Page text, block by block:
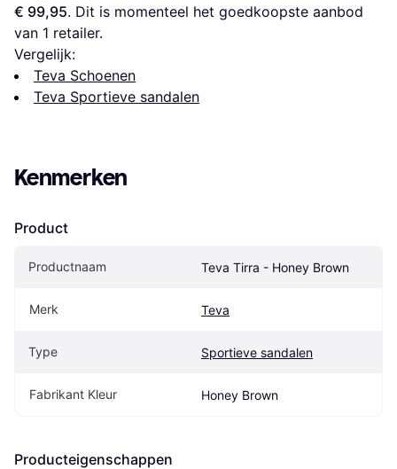
€ 99,95. Dit is momenteel het goedkoopste aanbod
van 1 retailer.
Vergelijk:
Teva Schoenen
Teva Sportieve sandalen
Kenmerken
Product
Productnaam Teva Tirra - Honey Brown
Merk Teva
Type Sportieve sandalen
Fabrikant Kleur Honey Brown
Producteigenschappen